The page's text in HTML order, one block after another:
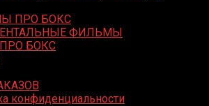
ПРО БОКС
ФИЛЬМЫ
БОКС
конфиденциальности